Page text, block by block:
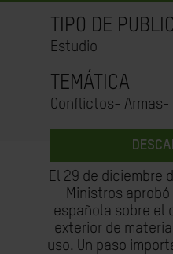
TIPO DE
Estudio
TEMÁTICA
Conflictos- Armas-
El 29 de diciembre
Ministros
española sobre el
exterior de
uso. Un paso